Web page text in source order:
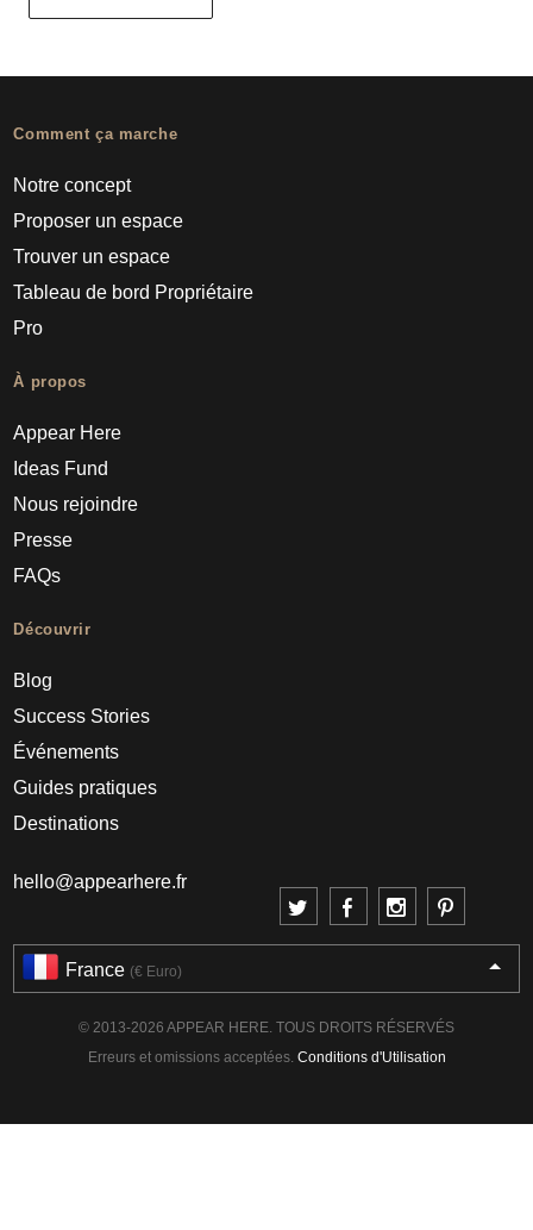
Comment ça marche
Notre concept
Proposer un espace
Trouver un espace
Tableau de bord Propriétaire
Pro
À propos
Appear Here
Ideas Fund
Nous rejoindre
Presse
FAQs
Découvrir
Blog
Success Stories
Événements
Guides pratiques
Destinations
hello@appearhere.fr
France (€ Euro)
© 2013-2026 APPEAR HERE. TOUS DROITS RÉSERVÉS
Erreurs et omissions acceptées. Conditions d'Utilisation